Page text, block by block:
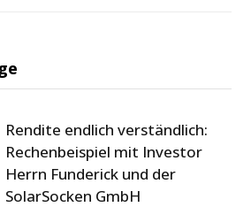
Rendite endlich verständlich:
Rechenbeispiel mit Investor
Herrn Funderick und der
SolarSocken GmbH